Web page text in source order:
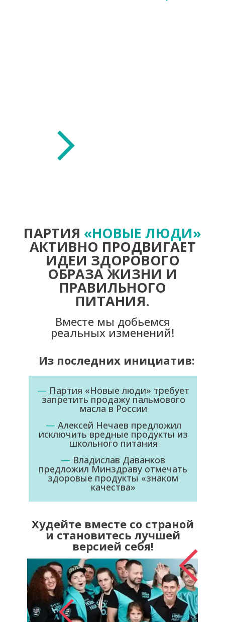
Худейте вместе со страной
и становитесь лучшей
версией себя!
Из последних инициатив:
Вместе мы добьемся
реальных изменений!
ПАРТИЯ «НОВЫЕ ЛЮДИ»
АКТИВНО ПРОДВИГАЕТ
ИДЕИ ЗДОРОВОГО
ОБРАЗА ЖИЗНИ И
ПРАВИЛЬНОГО
ПИТАНИЯ.
— Владислав Даванков
предложил Минздраву отмечать
здоровые продукты «знаком
качества»
— Алексей Нечаев предложил
исключить вредные продукты из
школьного питания
— Партия «Новые люди» требует
запретить продажу пальмового
масла в России